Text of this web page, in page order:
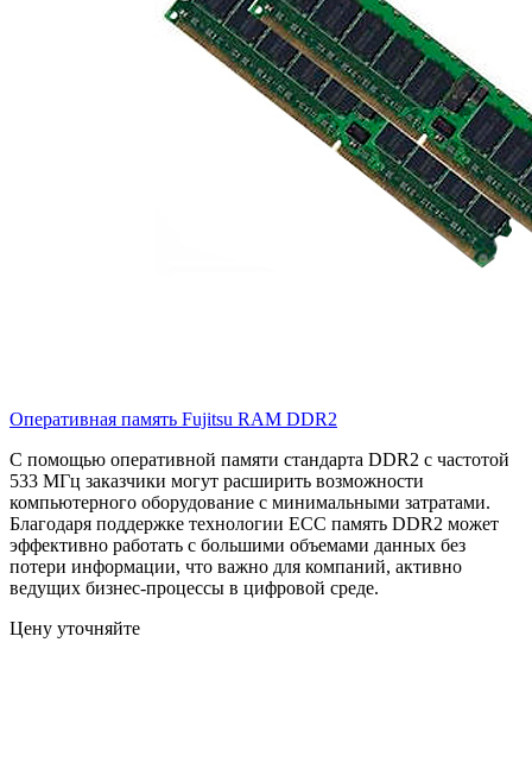
Оперативная память Fujitsu RAM DDR2
С помощью оперативной памяти стандарта DDR2 с частотой
533 МГц заказчики могут расширить возможности
компьютерного оборудование с минимальными затратами.
Благодаря поддержке технологии ECC память DDR2 может
эффективно работать с большими объемами данных без
потери информации, что важно для компаний, активно
ведущих бизнес-процессы в цифровой среде.
Цену уточняйте